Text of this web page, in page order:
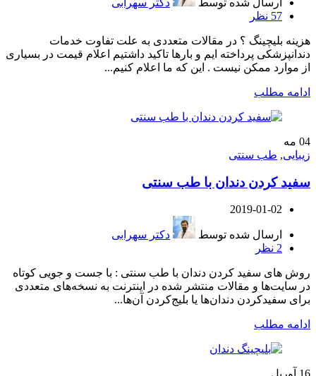
57 نظر
هزینه بلیچینگ ؟ در مقالات متعددی به علت تفاوت خدمات
دندانپزشکی پرداخته ایم و بارها تاکید داشتیم اعلام قیمت در بسیاری
از موارد ممکن نیست . این که ما اعلام کنیم...
ادامه مطلب
04 مه
زیبایی, طب سنتی
سفید کردن دندان با طب سنتی
2019-01-02
ارسال شده توسط
دکتر سهرابی
2 نظر
روش های سفید کردن دندان با طب سنتی : با جست‌ و‌ جویی کوتاه
در سایت‌ها و مقالات منتشر شده در اینترنت به نسخه‌های متعددی
برای سفیدکردن دندان‌ها یا بلیج‌کردن آن‌ها...
ادامه مطلب